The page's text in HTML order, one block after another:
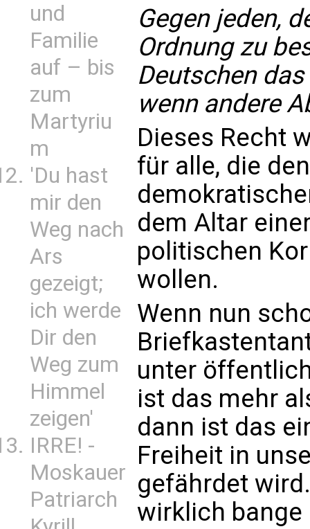
und
Familie
auf – bis
zum
Martyriu
m
'Du hast
mir den
Weg nach
Ars
gezeigt;
ich werde
Dir den
Weg zum
Himmel
zeigen'
IRRE! -
Moskauer
Patriarch
Gegen jeden,
Ordnung zu
Deutschen
wenn andere
Dieses Recht
für alle, die
dem Altar
politischen
wollen.
Wenn nun
unter
ist das mehr
dann ist das
Freiheit in
gefährdet
wirklich bange